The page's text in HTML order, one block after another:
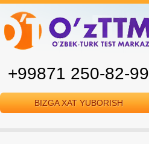
+99871 250-82-99
BIZGA XAT YUBORISH